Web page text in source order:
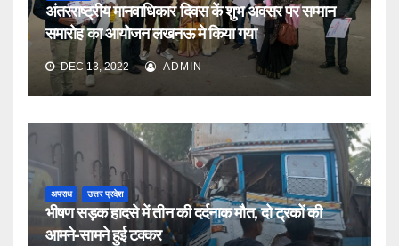
अंतरराष्ट्रीय मानवाधिकार दिवस कें शुभ अवसर पर सम्मान
समारोह का आयोजन लखनऊ मे किया गया
DEC 13, 2022 ADMIN
अपराध उत्तर प्रदेश
भीषण सड़क हादसे में तीन की दर्दनाक मौत, दो ट्रकों की
आमने-सामने हुई टक्कर